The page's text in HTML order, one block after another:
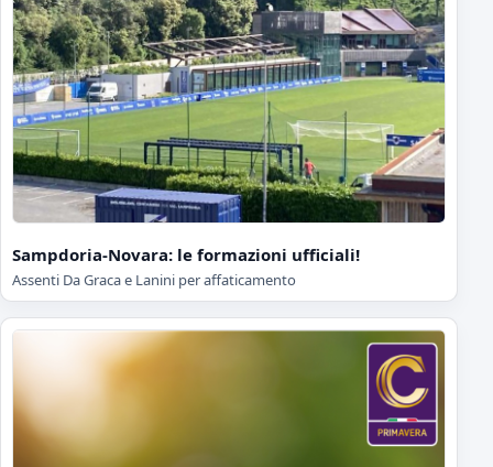
Sampdoria-Novara: le formazioni ufficiali!
Assenti Da Graca e Lanini per affaticamento